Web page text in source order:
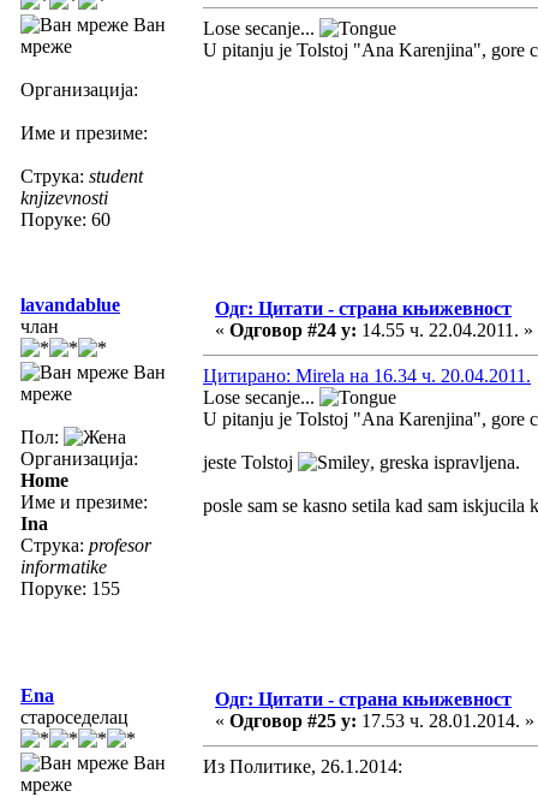
Ван
мреже
Организација:
Име и презиме:
Струка: student
knjizevnosti
Поруке: 60
Lose secanje...
U pitanju je Tolstoj "Ana Karenjina", gore
lavandablue
члан
Ван
мреже
Пол:
Организација:
Home
Име и презиме:
Ina
Струка: profesor
informatike
Поруке: 155
Одг: Цитати - страна књижевност
« Одговор #24 у: 14.55 ч. 22.04.2011. »
Цитирано: Mirela на 16.34 ч. 20.04.2011.
Lose secanje...
U pitanju je Tolstoj "Ana Karenjina", gore
jeste Tolstoj , greska ispravljena.
posle sam se kasno setila kad sam iskjucila
Ena
староседелац
Ван
мреже
Одг: Цитати - страна књижевност
« Одговор #25 у: 17.53 ч. 28.01.2014. »
Из Политике, 26.1.2014: